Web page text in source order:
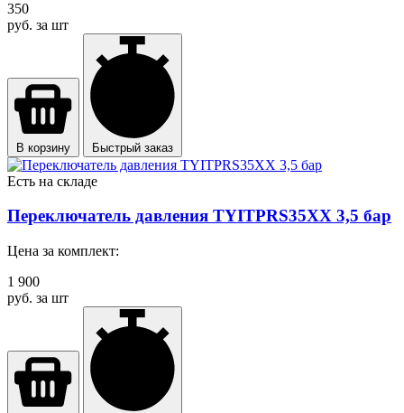
350
руб. за шт
В корзину Быстрый заказ
Есть на складе
Переключатель давления TYITPRS35XX 3,5 бар
Цена за комплект:
1 900
руб. за шт